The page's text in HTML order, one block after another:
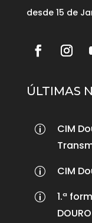
desde 15 de
ÚLTIMAS
p
CIM
p CIM
p
1.ª
DOURO